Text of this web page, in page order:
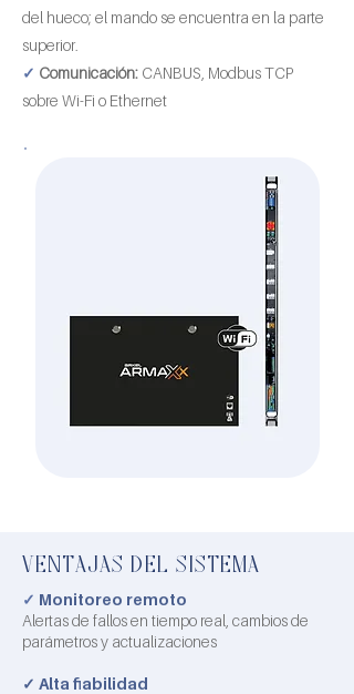
del hueco; el mando se encuentra en la parte
superior.
✓ Comunicación: CANBUS, Modbus TCP
sobre Wi-Fi o Ethernet
VENTAJAS DEL SISTEMA
✓ Monitoreo remoto
Alertas de fallos en tiempo real, cambios de
parámetros y actualizaciones
✓ Alta fiabilidad